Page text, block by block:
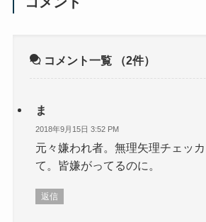
コメント一覧 （2件）
ま
2018年9月15日 3:52 PM
元々嫌われ者。無理矢理チェッ
て。皆嫌がってるのに。
返信